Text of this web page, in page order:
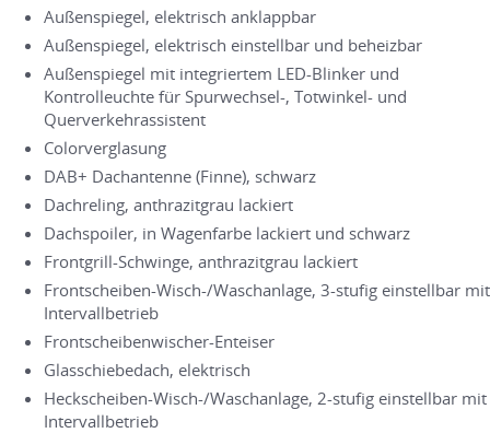
Außenspiegel, elektrisch anklappbar
Außenspiegel, elektrisch einstellbar und beheizbar
Außenspiegel mit integriertem LED-Blinker und
Kontrolleuchte für Spurwechsel-, Totwinkel- und
Querverkehrassistent
Colorverglasung
DAB+ Dachantenne (Finne), schwarz
Dachreling, anthrazitgrau lackiert
Dachspoiler, in Wagenfarbe lackiert und schwarz
Frontgrill-Schwinge, anthrazitgrau lackiert
Frontscheiben-Wisch-/Waschanlage, 3-stufig einstellbar mit
Intervallbetrieb
Frontscheibenwischer-Enteiser
Glasschiebedach, elektrisch
Heckscheiben-Wisch-/Waschanlage, 2-stufig einstellbar mit
Intervallbetrieb